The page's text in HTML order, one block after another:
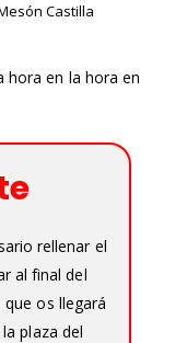
Castilla
hora en la hora en
rellenar el
al final del
os llegará
plaza del